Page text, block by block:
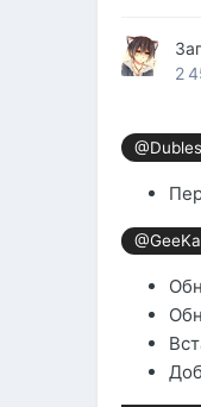
2
@Dubles